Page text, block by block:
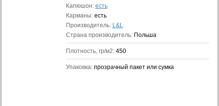
Капюшон: есть
Карманы: есть
Производитель: L&L
Страна производитель: Польша
Плотность, гр/м2: 450
Упаковка: прозрачный пакет или сумка